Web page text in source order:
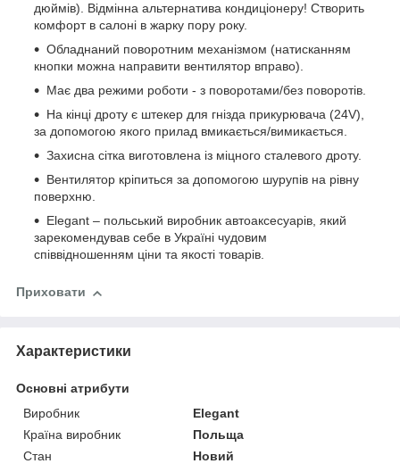
дюймів). Відмінна альтернатива кондиціонеру! Створить
комфорт в салоні в жарку пору року.
Обладнаний поворотним механізмом (натисканням
кнопки можна направити вентилятор вправо).
Має два режими роботи - з поворотами/без поворотів.
На кінці дроту є штекер для гнізда прикурювача (24V),
за допомогою якого прилад вмикається/вимикається.
Захисна сітка виготовлена із міцного сталевого дроту.
Вентилятор кріпиться за допомогою шурупів на рівну
поверхню.
Elegant – польський виробник автоаксесуарів, який
зарекомендував себе в Україні чудовим
співвідношенням ціни та якості товарів.
Приховати
Характеристики
Основні атрибути
Виробник
Elegant
Країна виробник
Польща
Стан
Новий